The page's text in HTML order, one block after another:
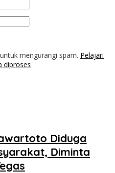
mengurangi spam. Pelajari
diproses
Diduga
Diminta